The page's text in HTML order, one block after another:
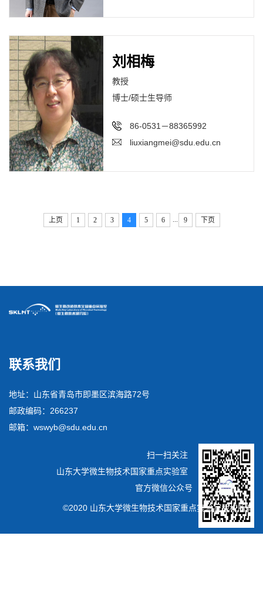
刘相梅
教授
博士/硕士生导师
86-0531－88365992
liuxiangmei@sdu.edu.cn
上页 1 2 3 4 5 6 9 下页
联系我们
地址：山东省青岛市即墨区滨海路72号
邮政编码：266237
邮箱：wswyb@sdu.edu.cn
扫一扫关注
山东大学微生物技术国家重点实验室
官方微信公众号
©2020 山东大学微生物技术国家重点实验室版权所有